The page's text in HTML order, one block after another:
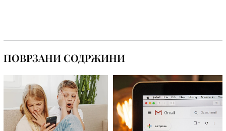
ПОВРЗАНИ СОДРЖИНИ